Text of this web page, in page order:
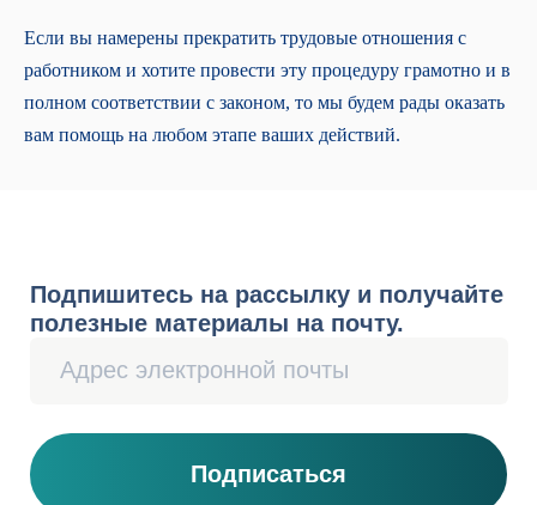
Если вы намерены прекратить трудовые отношения с
работником и хотите провести эту процедуру грамотно и в
полном соответствии с законом, то мы будем рады оказать
вам помощь на любом этапе ваших действий.